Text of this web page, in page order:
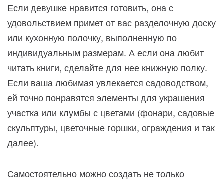
Если девушке нравится готовить, она с
удовольствием примет от вас разделочную доску
или кухонную полочку, выполненную по
индивидуальным размерам. А если она любит
читать книги, сделайте для нее книжную полку.
Если ваша любимая увлекается садоводством,
ей точно понравятся элементы для украшения
участка или клумбы с цветами (фонари, садовые
скульптуры, цветочные горшки, ограждения и так
далее).
Самостоятельно можно создать не только